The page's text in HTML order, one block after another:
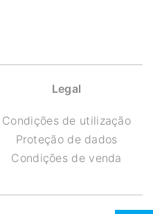
Legal
Condições de utilização
Proteção de dados
Condições de venda